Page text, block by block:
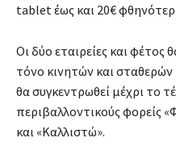
tablet έως και 20€
Οι δύο εταιρείες και φέτος
τόνο κινητών και
θα συγκεντρωθεί μέχρι το
περιβαλλοντικούς φορείς
και «Καλλιστώ».